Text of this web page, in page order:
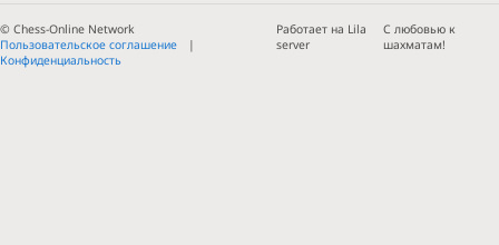
© Chess-Online Network
Пользовательское соглашение
Конфиденциальность
Работает на Lila
server
С любовью к
шахматам!